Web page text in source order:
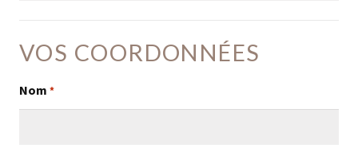
VOS COORDONNÉES
Nom *